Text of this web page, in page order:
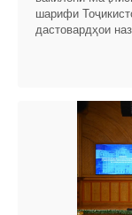
шарифи
дастовардҳои